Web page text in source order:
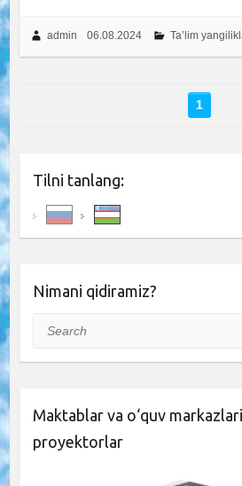
admin 06.08.2024 Ta’lim
1
Tilni tanlang:
Nimani qidiramiz?
Search
Maktablar va o‘quv
proyektorlar